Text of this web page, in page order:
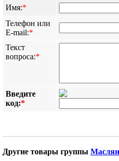
Имя:*
Телефон или
E-mail:*
Текст
вопроса:*
Введите
код:*
Другие товары группы